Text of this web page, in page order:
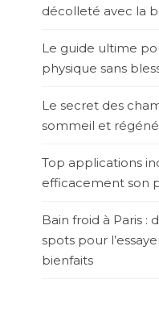
décolleté avec la
Le guide ultime
physique sans
Le secret des
sommeil et
Top applications
efficacement son
Bain froid à Paris :
spots pour
bienfaits